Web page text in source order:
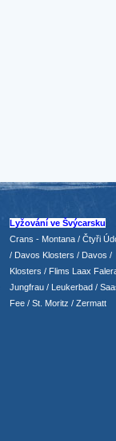
Lyžování ve Švýcarsku
Crans - Montana / Čtyři
/ Davos Klosters / Davos /
Klosters / Flims Laax
Jungfrau / Leukerbad /
Fee / St. Moritz / Zermatt